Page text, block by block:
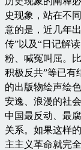
史现象，站在不
意的是，近几年
传”以及“日记解
粉、喊冤叫屈。
积极反共”等已有
的出版物绘声绘
安逸、浪漫的社
中国最反动、最
关系。如果这样
主主义革命就完